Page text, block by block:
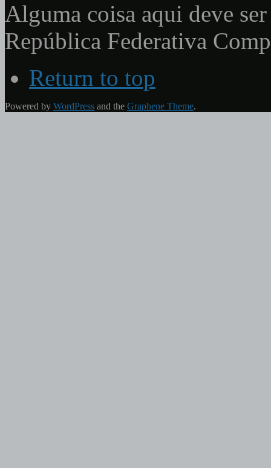
Alguma coisa aqui deve
República Federativa
Return to top
Powered by WordPress and the Graphene Theme.